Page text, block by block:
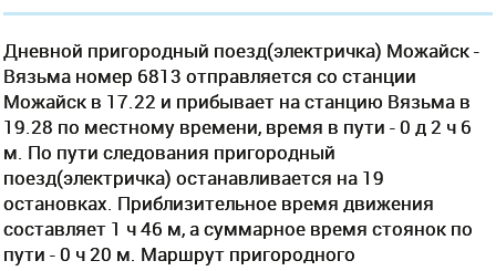
Дневной пригородный поезд(электричка) Можайск -
Вязьма номер 6813 отправляется со станции
Можайск в 17.22 и прибывает на станцию Вязьма в
19.28 по местному времени, время в пути - 0 д 2 ч 6
м. По пути следования пригородный
поезд(электричка) останавливается на 19
остановках. Приблизительное время движения
составляет 1 ч 46 м, а суммарное время стоянок по
пути - 0 ч 20 м. Маршрут пригородного